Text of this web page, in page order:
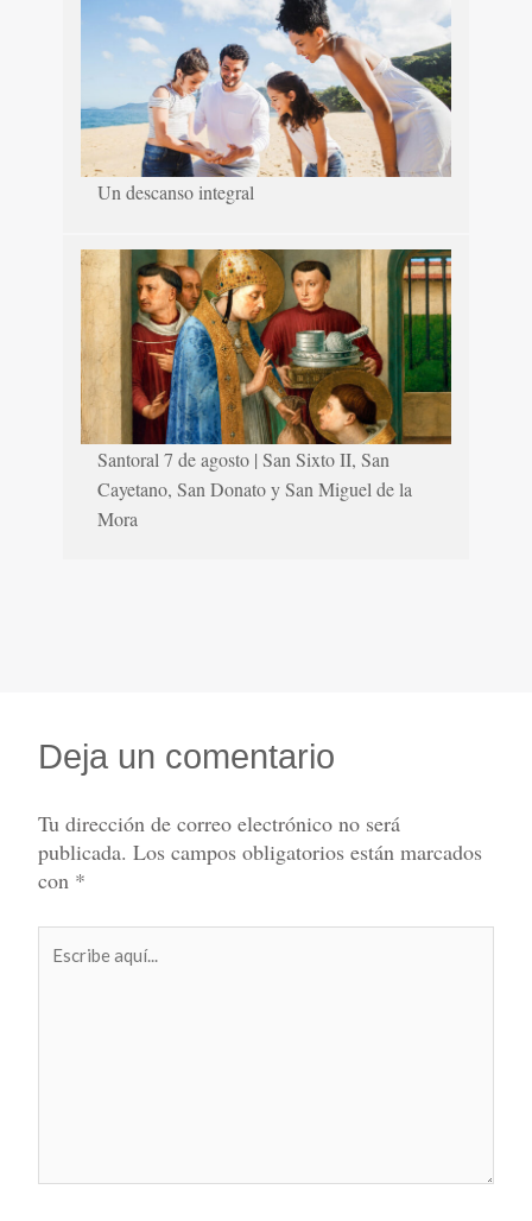
Un descanso integral
Santoral 7 de agosto | San Sixto II, San
Cayetano, San Donato y San Miguel de la
Mora
Deja un comentario
Tu dirección de correo electrónico no será
publicada. Los campos obligatorios están marcados
con *
aquí...